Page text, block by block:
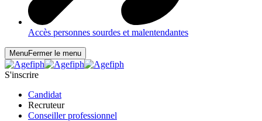
Accès personnes sourdes et malentendantes
MenuFermer le menu
S'inscrire
Candidat
Recruteur
Conseiller professionnel